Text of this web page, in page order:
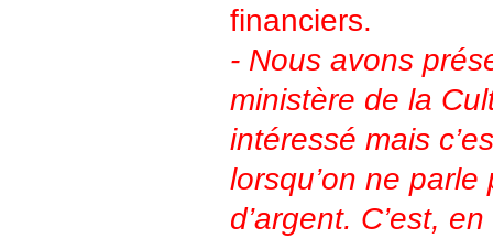
financiers.
- Nous avons
ministère de la
intéressé mais
lorsqu’on ne parle
d’argent. C’est,